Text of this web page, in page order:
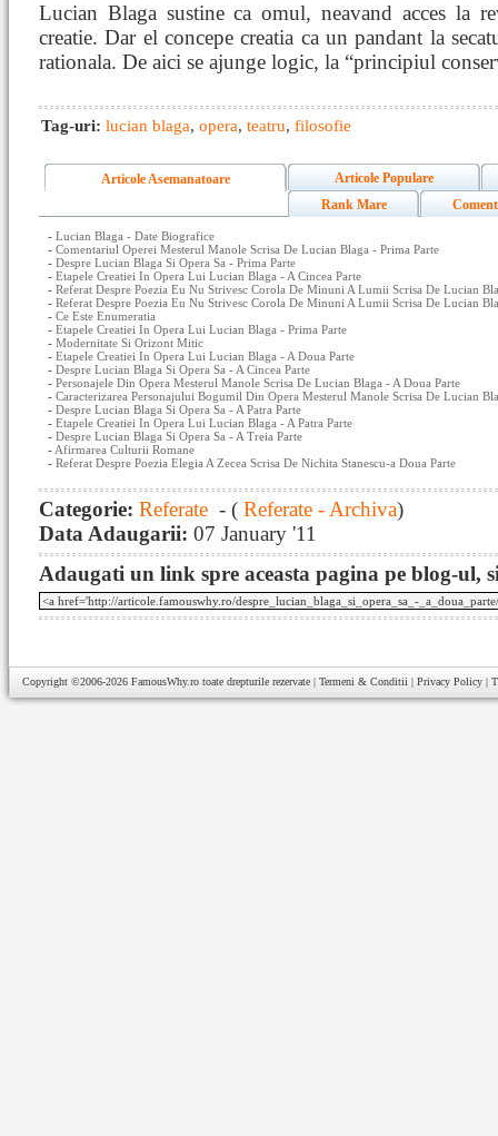
Lucian Blaga sustine ca omul, neavand acces la
creatie. Dar el concepe creatia ca un pandant la
rationala. De aici se ajunge logic, la “principiul
Tag-uri: lucian blaga, opera, teatru, filosofie
Articole Asemanatoare
Articole Populare
Rank Mare
- Lucian Blaga - Date Biografice
- Comentariul Operei Mesterul Manole Scrisa De Lucian Blaga - Prima Parte
- Despre Lucian Blaga Si Opera Sa - Prima Parte
- Etapele Creatiei In Opera Lui Lucian Blaga - A Cincea Parte
- Referat Despre Poezia Eu Nu Strivesc Corola De Minuni A Lumii Scrisa De Lucian
- Referat Despre Poezia Eu Nu Strivesc Corola De Minuni A Lumii Scrisa De Lucian
- Ce Este Enumeratia
- Etapele Creatiei In Opera Lui Lucian Blaga - Prima Parte
- Modernitate Si Orizont Mitic
- Etapele Creatiei In Opera Lui Lucian Blaga - A Doua Parte
- Despre Lucian Blaga Si Opera Sa - A Cincea Parte
- Personajele Din Opera Mesterul Manole Scrisa De Lucian Blaga - A Doua Parte
- Caracterizarea Personajului Bogumil Din Opera Mesterul Manole Scrisa De Lucian
- Despre Lucian Blaga Si Opera Sa - A Patra Parte
- Etapele Creatiei In Opera Lui Lucian Blaga - A Patra Parte
- Despre Lucian Blaga Si Opera Sa - A Treia Parte
- Afirmarea Culturii Romane
- Referat Despre Poezia Elegia A Zecea Scrisa De Nichita Stanescu-a Doua Parte
Categorie: Referate - ( Referate - Archiva)
Data Adaugarii: 07 January '11
Adaugati un link spre aceasta pagina pe blog-ul,
Copyright ©2006-2026 FamousWhy.ro toate drepturile rezervate | Termeni & Conditii | Privacy Policy |